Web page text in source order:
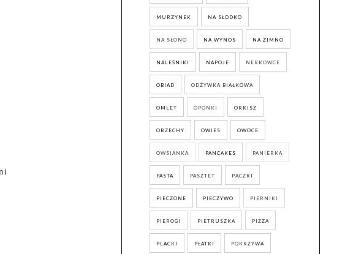
MURZYNEK NA SŁODKO
NA SŁONO NA WYNOS NA ZIMNO
NALEŚNIKI NAPOJE NERKOWCE
OBIAD ODŻYWKA BIAŁKOWA
OMLET OPONKI ORKISZ
ORZECHY OWIES OWOCE
OWSIANKA PANCAKES PANIERKA
PASTA PASZTET PĄCZKI
PIECZONE PIECZYWO PIERNIKI
PIEROGI PIETRUSZKA PIZZA
PLACKI PŁATKI POKRZYWA